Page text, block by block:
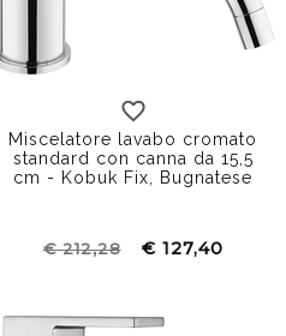
Miscelatore lavabo cromato
standard con canna da 15,5
cm - Kobuk Fix, Bugnatese
€ 212,28 € 127,40